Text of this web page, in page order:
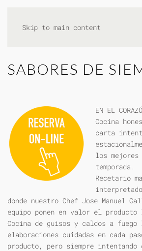
Skip to main content
SABORES DE
EN EL
Cocina
carta
los mejores
temporada.
Recetario
donde nuestro Chef Jose Manuel
equipo ponen en valor el
Cocina de guisos y caldos a fuego
elaboraciones cuidadas en cada
producto, pero siempre intentando